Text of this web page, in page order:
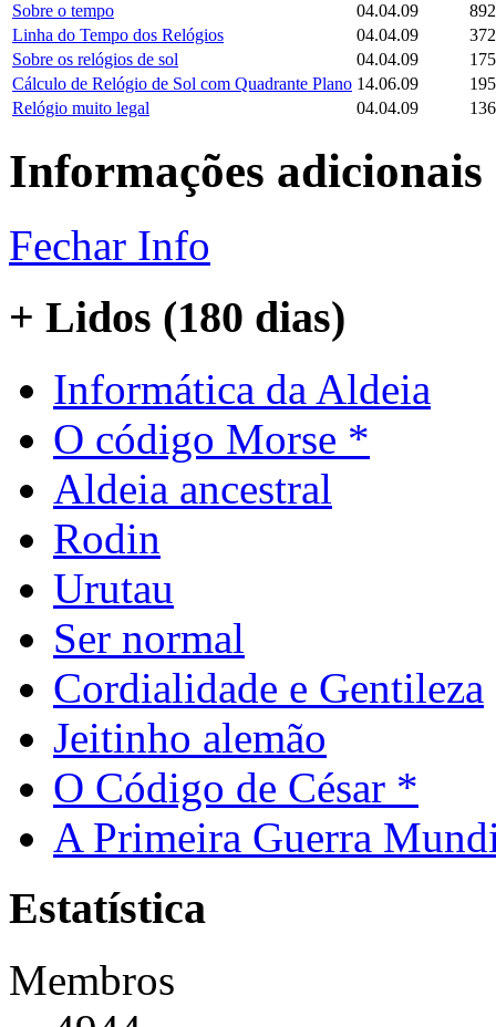
Sobre o tempo
04.04.09
Linha do Tempo dos Relógios
04.04.09
Sobre os relógios de sol
04.04.09
Cálculo de Relógio de Sol com Quadrante Plano 14.06.09
Relógio muito legal
04.04.09
Informações adicionais
Fechar Info
+ Lidos (180 dias)
Informática da Aldeia
O código Morse *
Aldeia ancestral
Rodin
Urutau
Ser normal
Cordialidade e Gentileza
Jeitinho alemão
O Código de César *
A Primeira Guerra
Estatística
Membros